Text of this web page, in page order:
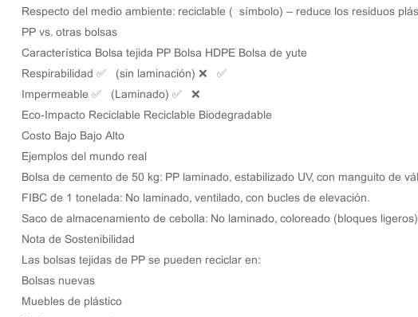
Respecto del medio ambiente: reciclable ( símbolo) – reduce los residuos
PP vs. otras bolsas
Característica Bolsa tejida PP Bolsa HDPE Bolsa de yute
Respirabilidad ✅ (sin laminación) ❌ ✅
Impermeable ✅ (Laminado) ✅ ❌
Eco-Impacto Reciclable Reciclable Biodegradable
Costo Bajo Bajo Alto
Ejemplos del mundo real
Bolsa de cemento de 50 kg: PP laminado, estabilizado UV, con manguito de
FIBC de 1 tonelada: No laminado, ventilado, con bucles de elevación.
Saco de almacenamiento de cebolla: No laminado, coloreado (bloques
Nota de Sostenibilidad
Las bolsas tejidas de PP se pueden reciclar en:
Bolsas nuevas
Muebles de plástico